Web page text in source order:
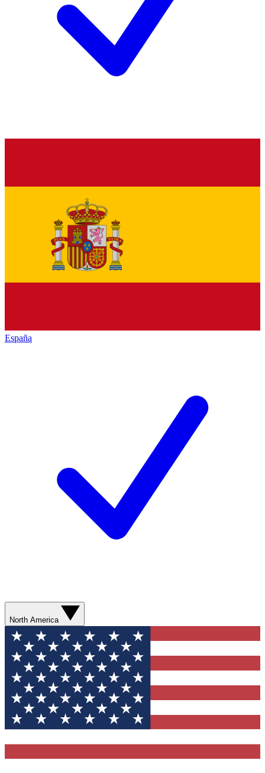
España
North America